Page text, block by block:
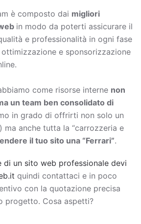
è composto dai migliori
in modo da poterti assicurare il
e professionalità in ogni fase
e sponsorizzazione
come risorse interne non
un team ben consolidato di
in grado di offrirti non solo un
anche tutta la “carrozzeria e
il tuo sito una “Ferrari”.
di un sito web professionale devi
quindi contattaci e in poco
con la quotazione precisa
progetto. Cosa aspetti?